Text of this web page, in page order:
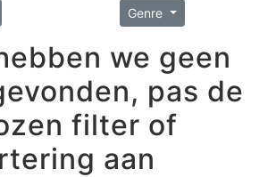
Genre
we geen
pas de
filter of
aan